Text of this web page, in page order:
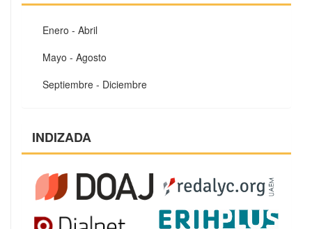
Enero - Abril
Mayo - Agosto
Septiembre - Diciembre
INDIZADA